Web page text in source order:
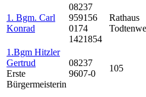
1. Bgm. Carl
Konrad
08237
959156
0174
1421854
Rathaus
1.Bgm Hitzler
Gertrud
Erste
Bürgermeisterin
08237
9607-0
105